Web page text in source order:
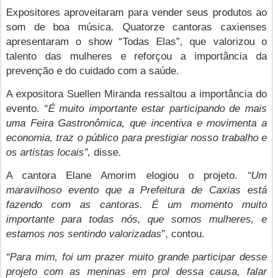
Expositores aproveitaram para vender seus produtos ao
som de boa música. Quatorze cantoras caxienses
apresentaram o show “Todas Elas”, que valorizou o
talento das mulheres e reforçou a importância da
prevenção e do cuidado com a saúde.
A expositora Suellen Miranda ressaltou a importância do
evento. “É muito importante estar participando de mais
uma Feira Gastronômica, que incentiva e movimenta a
economia, traz o público para prestigiar nosso trabalho e
os artistas locais”, disse.
A cantora Elane Amorim elogiou o projeto. “Um
maravilhoso evento que a Prefeitura de Caxias está
fazendo com as cantoras. É um momento muito
importante para todas nós, que somos mulheres, e
estamos nos sentindo valorizadas”, contou.
“Para mim, foi um prazer muito grande participar desse
projeto com as meninas em prol dessa causa, falar